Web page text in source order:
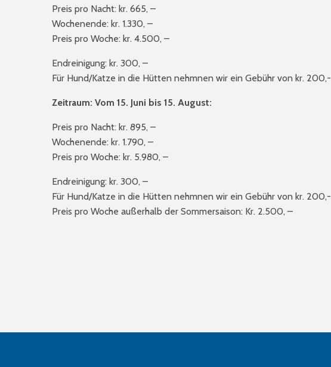
Preis pro Nacht: kr. 665, –
Wochenende: kr. 1.330, –
Preis pro Woche: kr. 4.500, –
Endreinigung: kr. 300, –
Für Hund/Katze in die Hütten nehmnen wir ein Gebühr von kr. 200,-
Zeitraum: Vom 15. Juni bis 15. August:
Preis pro Nacht: kr. 895, –
Wochenende: kr. 1.790, –
Preis pro Woche: kr. 5.980, –
Endreinigung: kr. 300, –
Für Hund/Katze in die Hütten nehmnen wir ein Gebühr von kr. 200,-
Preis pro Woche außerhalb der Sommersaison: Kr. 2.500, –